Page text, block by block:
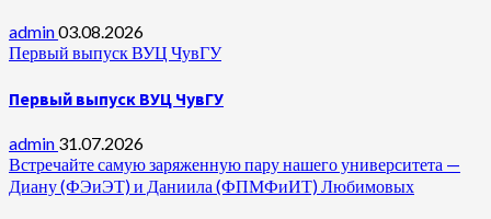
admin03.08.2026
Первый выпуск ВУЦ ЧувГУ
Первый выпуск ВУЦ ЧувГУ
admin 31.07.2026
Встречайте самую заряженную пару нашего университета —
Диану (ФЭиЭТ) и Даниила (ФПМФиИТ) Любимовых